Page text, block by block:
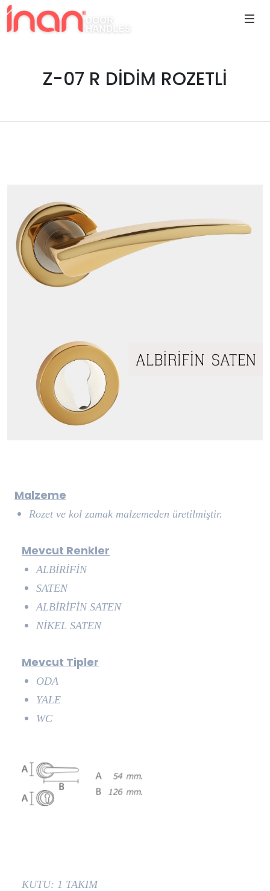
Z-07 R DİDİM ROZETLİ
Malzeme
Rozet ve kol zamak malzemeden üretilmiştir.
Mevcut Renkler
ALBİRİFİN
SATEN
ALBİRİFİN SATEN
NİKEL SATEN
Mevcut Tipler
ODA
YALE
WC
KUTU: 1 TAKIM